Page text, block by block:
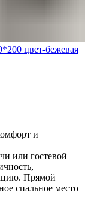
цвет-бежевая
и
или гостевой
Прямой
спальное место